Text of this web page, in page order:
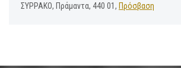
ΣΥΡΡΑΚΟ, Πράμαντα, 440 01, Πρόσβαση